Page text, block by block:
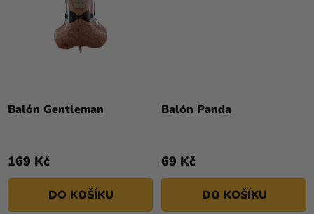
Balón Gentleman
169 Kč
DO KOŠÍKU
Balón Panda
69 Kč
DO KOŠÍKU